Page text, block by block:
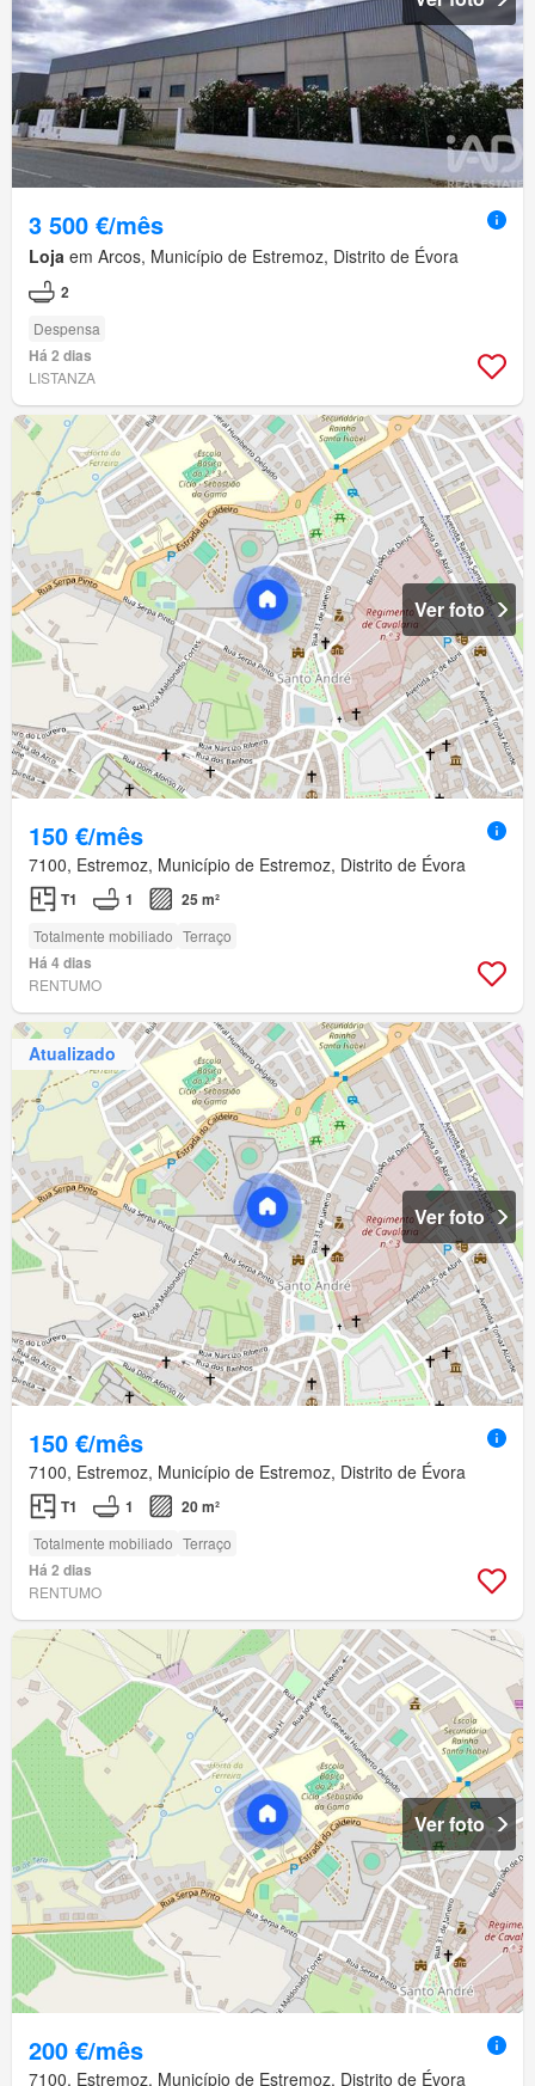
3 500 €/mês
Loja em Arcos, Município de Estremoz, Distrito de Évora
2
Despensa
Há 2 dias
LISTANZA
Ver foto
150 €/mês
7100, Estremoz, Município de Estremoz, Distrito de Évora
T1 1 25 m²
Totalmente mobiliado Terraço
Há 4 dias
RENTUMO
Atualizado
Ver foto
150 €/mês
7100, Estremoz, Município de Estremoz, Distrito de Évora
T1 1 20 m²
Totalmente mobiliado Terraço
Há 2 dias
RENTUMO
Ver foto
200 €/mês
7100, Estremoz, Município de Estremoz, Distrito de Évora